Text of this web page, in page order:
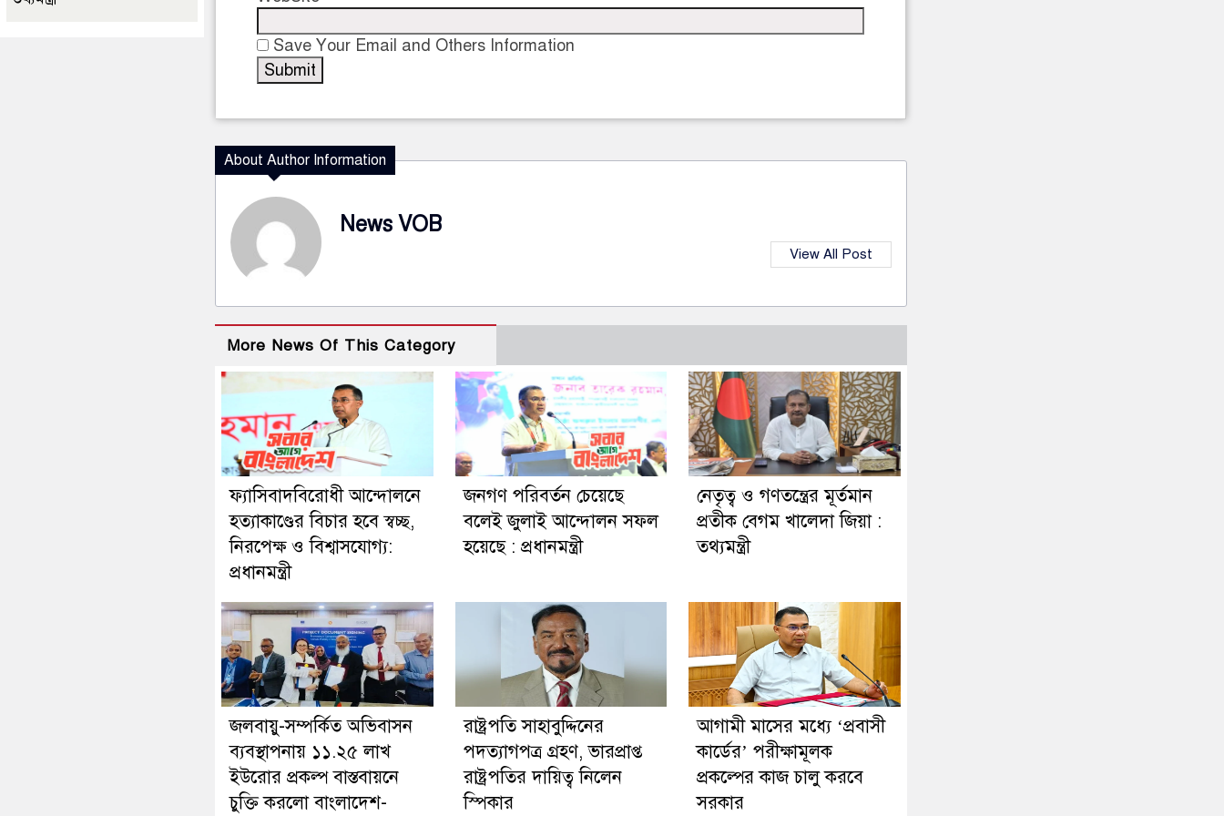
Save Your Email and Others Information
About Author Information
News VOB
View All Post
More News Of This Category
ফ্যাসিবাদবিরোধী আন্দোলনে
হত্যাকাণ্ডের বিচার হবে স্বচ্ছ,
নিরপেক্ষ ও বিশ্বাসযোগ্য:
প্রধানমন্ত্রী
জনগণ পরিবর্তন চেয়েছে
বলেই জুলাই আন্দোলন সফল
হয়েছে : প্রধানমন্ত্রী
নেতৃত্ব ও গণতন্ত্রের মূর্তমান
প্রতীক বেগম খালেদা জিয়া :
তথ্যমন্ত্রী
জলবায়ু-সম্পর্কিত অভিবাসন
ব্যবস্থাপনায় ১১.২৫ লাখ
ইউরোর প্রকল্প বাস্তবায়নে
চুক্তি করলো বাংলাদেশ-
রাষ্ট্রপতি সাহাবুদ্দিনের
পদত্যাগপত্র গ্রহণ, ভারপ্রাপ্ত
রাষ্ট্রপতির দায়িত্ব নিলেন
স্পিকার
আগামী মাসের মধ্যে ‘প্রবাসী
কার্ডের’ পরীক্ষামূলক
প্রকল্পের কাজ চালু করবে
সরকার